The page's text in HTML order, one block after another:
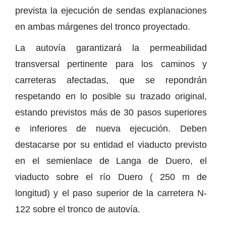
prevista la ejecución de sendas explanaciones
en ambas márgenes del tronco proyectado.
La autovía garantizará la permeabilidad
transversal pertinente para los caminos y
carreteras afectadas, que se repondrán
respetando en lo posible su trazado original,
estando previstos más de 30 pasos superiores
e inferiores de nueva ejecución. Deben
destacarse por su entidad el viaducto previsto
en el semienlace de Langa de Duero, el
viaducto sobre el río Duero ( 250 m de
longitud) y el paso superior de la carretera N-
122 sobre el tronco de autovía.